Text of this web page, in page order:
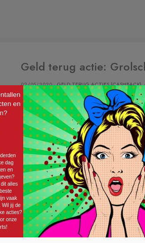
Geld terug actie:
02/05/2020 ·GELD TERUG ACTIES (CASHBACK),
Steeds meer mensen laten de
toch niet kan weerstaan, is er nu
en de modernste brouwtechniek is
frisse smaak. Dit bier is daarmee